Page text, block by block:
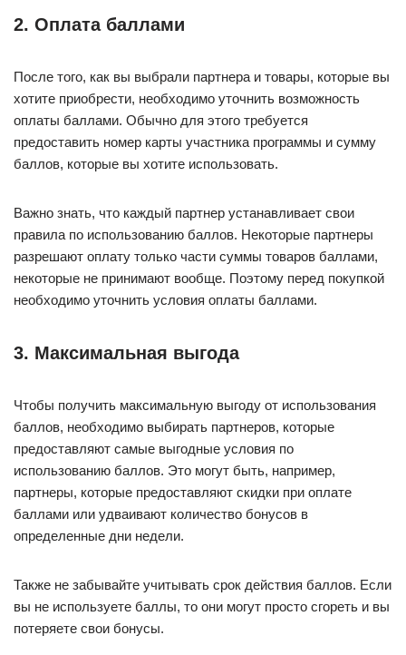
2. Оплата баллами
После того, как вы выбрали партнера и товары, которые вы
хотите приобрести, необходимо уточнить возможность
оплаты баллами. Обычно для этого требуется
предоставить номер карты участника программы и сумму
баллов, которые вы хотите использовать.
Важно знать, что каждый партнер устанавливает свои
правила по использованию баллов. Некоторые партнеры
разрешают оплату только части суммы товаров баллами,
некоторые не принимают вообще. Поэтому перед покупкой
необходимо уточнить условия оплаты баллами.
3. Максимальная выгода
Чтобы получить максимальную выгоду от использования
баллов, необходимо выбирать партнеров, которые
предоставляют самые выгодные условия по
использованию баллов. Это могут быть, например,
партнеры, которые предоставляют скидки при оплате
баллами или удваивают количество бонусов в
определенные дни недели.
Также не забывайте учитывать срок действия баллов. Если
вы не используете баллы, то они могут просто сгореть и вы
потеряете свои бонусы.